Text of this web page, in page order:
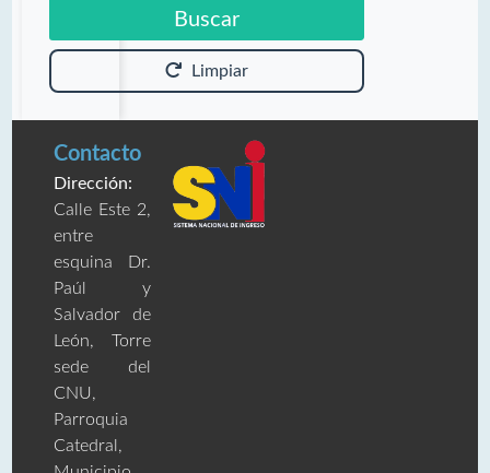
Buscar
Limpiar
Contacto
Dirección:
Calle Este 2,
entre
esquina Dr.
Paúl y
Salvador de
León, Torre
sede del
CNU,
Parroquia
Catedral,